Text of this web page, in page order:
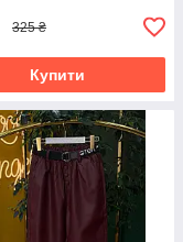
325 ₴
Купити